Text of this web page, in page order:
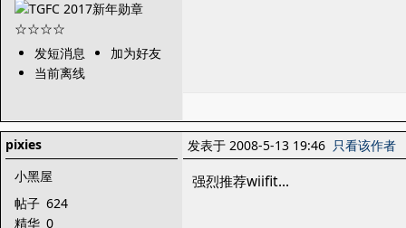
发短消息
加为好友
当前离线
pixies
小黑屋
帖子 624
精华 0
发表于 2008-5-13 19:46 只看该作者
强烈推荐wiifit...